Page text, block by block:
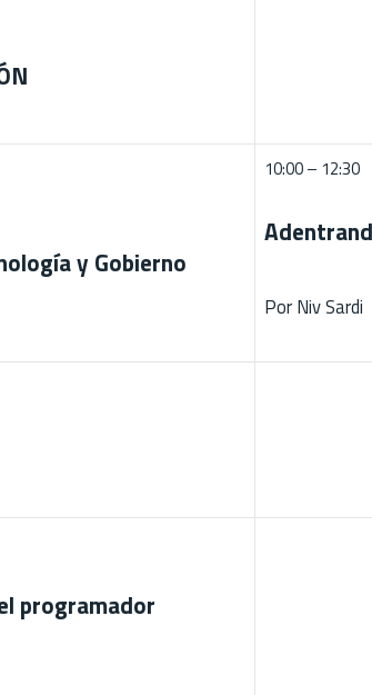
y Gobierno
10:00 – 12:30
Por Niv Sardi
programador